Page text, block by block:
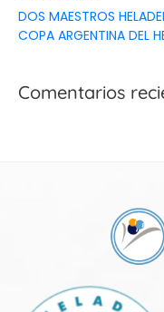
DOS MAESTROS
COPA ARGENTINA DEL
Comentarios